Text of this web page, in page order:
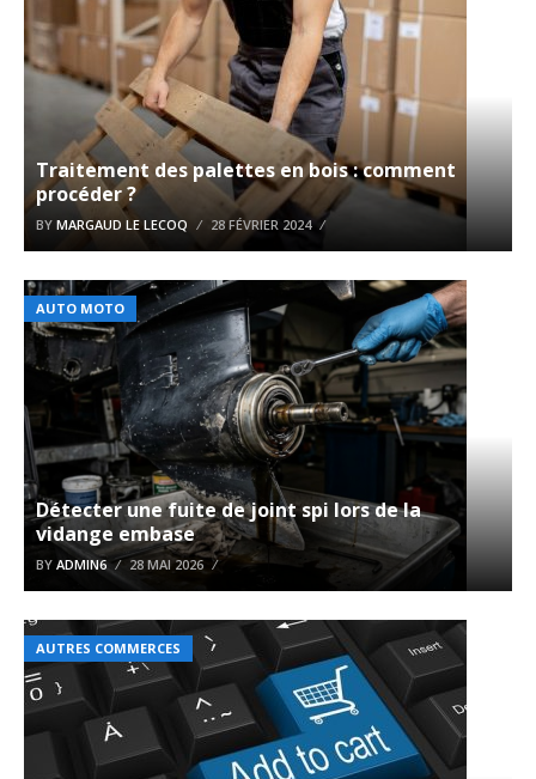
Traitement des palettes en bois : comment
procéder ?
BY MARGAUD LE LECOQ 28 FÉVRIER 2024
AUTO MOTO
Détecter une fuite de joint spi lors de la
vidange embase
BY ADMIN6 28 MAI 2026
AUTRES COMMERCES